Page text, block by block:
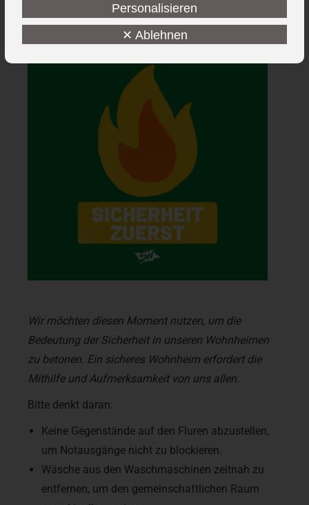
This post is also available in:
Wir möchten diesen Moment nutzen, um die
Bedeutung der Sicherheit in unseren Wohnheimen
zu betonen. Ein sicheres Wohnheim erfordert die
Mithilfe und Aufmerksamkeit von uns allen.
Bitte denkt daran:
Keine Gegenstände auf den Fluren abzustellen,
um Notausgänge nicht zu blockieren.
Wäsche aus den Waschmaschinen zeitnah zu
entfernen, um den gemeinschaftlichen Raum
Personalisieren
✕ Ablehnen